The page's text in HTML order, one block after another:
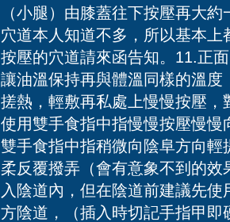
（小腿）由膝蓋往下按壓再大
穴道本人知道不多，所以基本
按壓的穴道請來函告知。11.正
讓油溫保持再與體溫同樣的溫
搓熱，輕敷再私處上慢慢按壓
使用雙手食指中指慢慢按壓慢
雙手食指中指稍微向陰阜方向
柔反覆撥弄（會有意象不到的
入陰道內，但在陰道前建議先
方陰道，（插入時切記手指甲